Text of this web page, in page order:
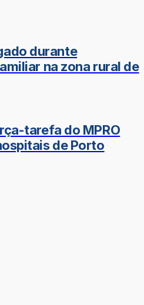
durante
na zona rural de
tarefa do MPRO
de Porto